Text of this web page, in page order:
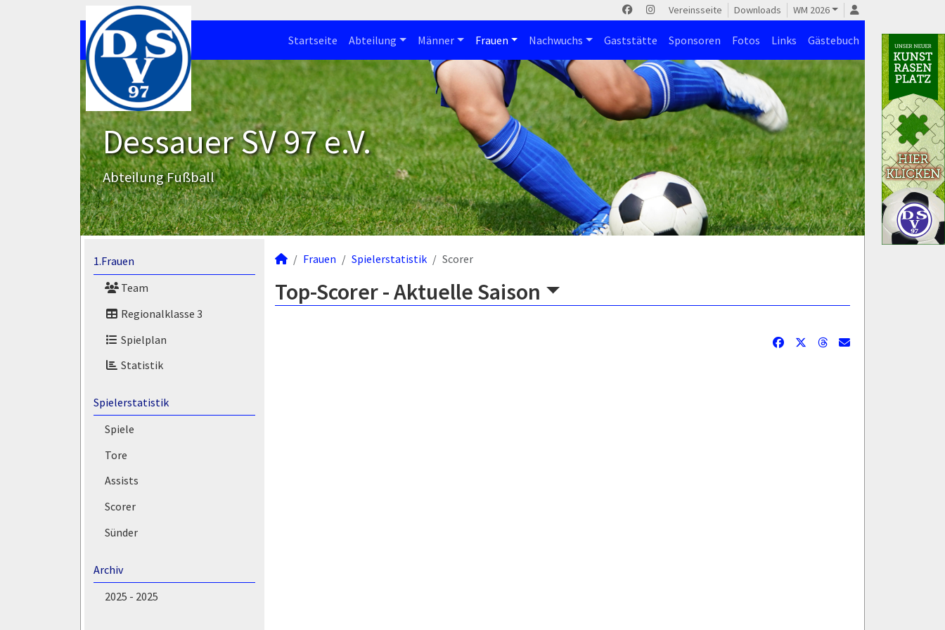
Vereinsseite Downloads WM 2026
Startseite Abteilung Männer Frauen Nachwuchs Gaststätte Sponsoren Fotos Links Gästebuch
Dessauer SV 97 e.V.
Abteilung Fußball
1.Frauen
Team
Regionalklasse 3
Spielplan
Statistik
Spielerstatistik
Spiele
Tore
Assists
Scorer
Sünder
Archiv
2025 - 2025
Frauen Spielerstatistik Scorer
Top-Scorer -Aktuelle Saison